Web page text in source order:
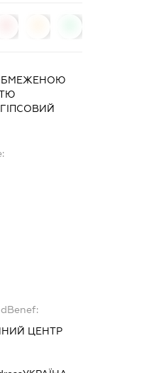
ЦЕНТР